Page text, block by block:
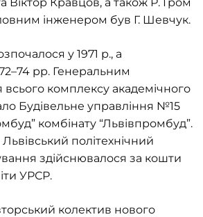
інженером був Г. Шевчук.
у 1971 р., а
рр. Генеральним
комплексу академічного
Будівельне управління №15
комбінату “Львівпромбуд”.
політехнічний
здійснювалося за кошти
УРСР.
колектив нового